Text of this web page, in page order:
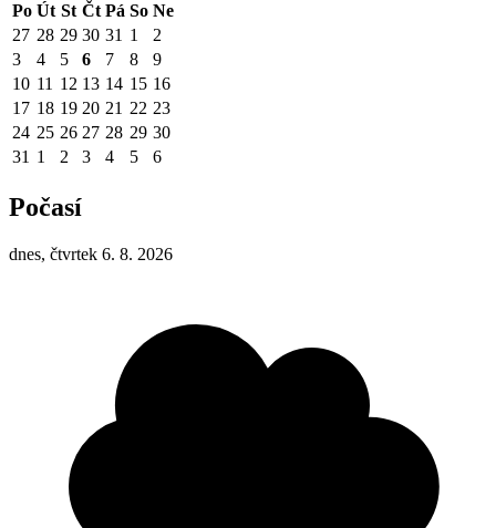
Po Út St Čt Pá So Ne
27 28 29 30 31 1
2
3
4 5 6 7 8
9
10 11 12 13 14 15 16
17 18 19 20 21 22 23
24 25 26 27 28 29 30
31 1 2 3 4 5 6
Počasí
dnes, čtvrtek 6. 8. 2026